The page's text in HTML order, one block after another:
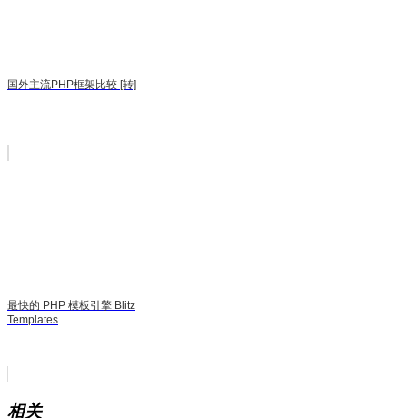
国外主流PHP框架比较 [转]
最快的 PHP 模板引擎 Blitz
Templates
相关